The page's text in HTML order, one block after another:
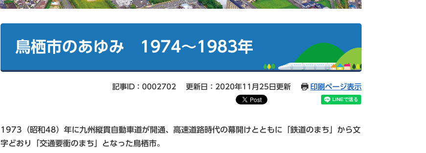
鳥栖市のあゆみ 1974～1983年
記事ID：0002702 更新日：2020年11月25日更新 印刷ページ表示
1973（昭和48）年に九州縦貫自動車道が開通、高速道路時代の幕開けとともに「鉄道のまち」から文
字どおり「交通要衝のまち」となった鳥栖市。